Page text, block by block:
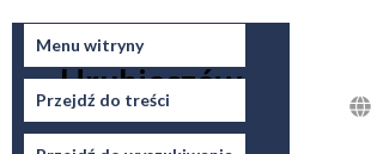
Menu witryny
Przejdź do treści
Miasto
Hrubieszów